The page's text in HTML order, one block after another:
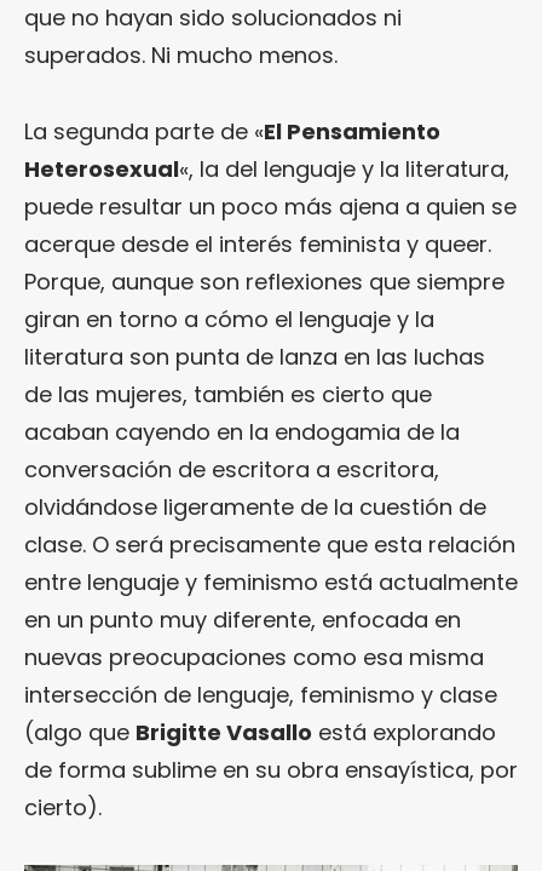
que no hayan sido solucionados ni
superados. Ni mucho menos.
La segunda parte de «El Pensamiento
Heterosexual«, la del lenguaje y la literatura,
puede resultar un poco más ajena a quien se
acerque desde el interés feminista y queer.
Porque, aunque son reflexiones que siempre
giran en torno a cómo el lenguaje y la
literatura son punta de lanza en las luchas
de las mujeres, también es cierto que
acaban cayendo en la endogamia de la
conversación de escritora a escritora,
olvidándose ligeramente de la cuestión de
clase. O será precisamente que esta relación
entre lenguaje y feminismo está actualmente
en un punto muy diferente, enfocada en
nuevas preocupaciones como esa misma
intersección de lenguaje, feminismo y clase
(algo que Brigitte Vasallo está explorando
de forma sublime en su obra ensayística, por
cierto).